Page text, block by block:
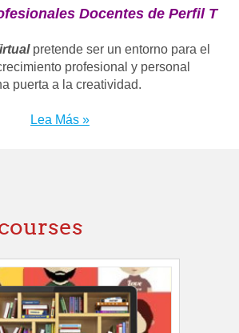
Docentes de Perfil T
pretende ser un entorno para el
profesional y personal
puerta a la creatividad.
Lea Más »